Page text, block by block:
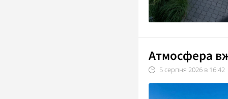
Атмосфера
5серпня 2026 в 16:42